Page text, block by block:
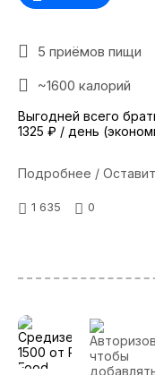
5 приёмов пищи
~1600 калорий
Выгодней всего
1325 ₽ / день
Подробнее /
1 635 0